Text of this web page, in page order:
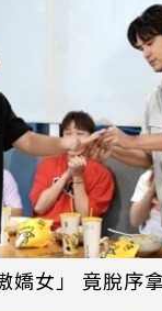
嬌女」 竟脫序